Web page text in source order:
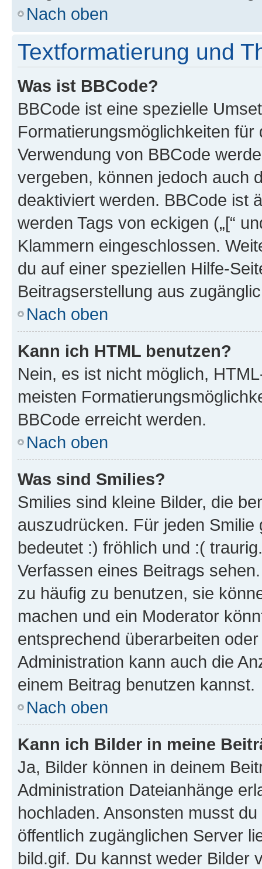
Nach oben
Textformatierung und
Was ist BBCode?
BBCode ist eine spezielle
Formatierungsmöglichkeiten
Verwendung von BBCode
vergeben, können jedoch auch
deaktiviert werden. BBCode ist
werden Tags von eckigen („[“
Klammern eingeschlossen.
du auf einer speziellen Hilfe-
Beitragserstellung aus
Nach oben
Kann ich HTML benutzen?
Nein, es ist nicht möglich,
meisten
BBCode erreicht werden.
Nach oben
Was sind Smilies?
Smilies sind kleine Bilder, die
auszudrücken. Für jeden
bedeutet :) fröhlich und :(
Verfassen eines Beitrags
zu häufig zu benutzen, sie
machen und ein Moderator
entsprechend überarbeiten
Administration kann auch die
einem Beitrag benutzen kannst.
Nach oben
Kann ich Bilder in meine
Ja, Bilder können in deinem
Administration Dateianhänge
hochladen. Ansonsten musst
öffentlich zugänglichen Server
bild.gif. Du kannst weder Bilder